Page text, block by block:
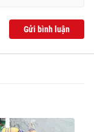
Gửi bình luận